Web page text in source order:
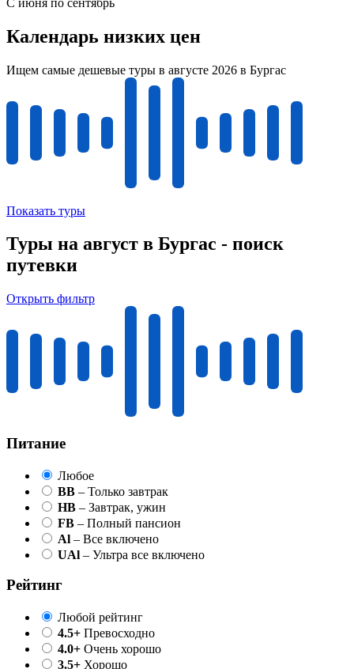
Календарь низких цен
Ищем самые дешевые туры в августе 2026 в Бургас
Показать туры
Туры на август в Бургас - поиск
путевки
Открыть фильтр
Питание
Любое
BB – Только завтрак
HB – Завтрак, ужин
FB – Полный пансион
Al – Все включено
UAl – Ультра все включено
Рейтинг
Любой рейтинг
4.5+ Превосходно
4.0+ Очень хорошо
3.5+ Хорошо